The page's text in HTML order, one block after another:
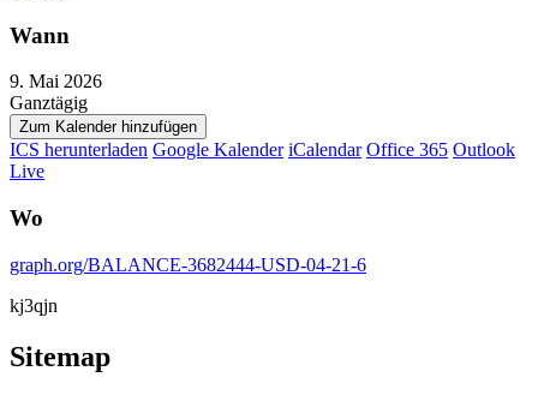
Wann
9. Mai 2026
Ganztägig
Zum Kalender hinzufügen
ICS herunterladen Google Kalender iCalendar Office 365 Outlook
Live
Wo
graph.org/BALANCE-3682444-USD-04-21-6
kj3qjn
Sitemap